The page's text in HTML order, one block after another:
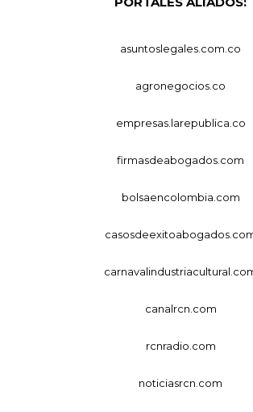
asuntoslegales.com.co
agronegocios.co
empresas.larepublica.co
firmasdeabogados.com
bolsaencolombia.com
canalrcn.com
rcnradio.com
noticiasrcn.com